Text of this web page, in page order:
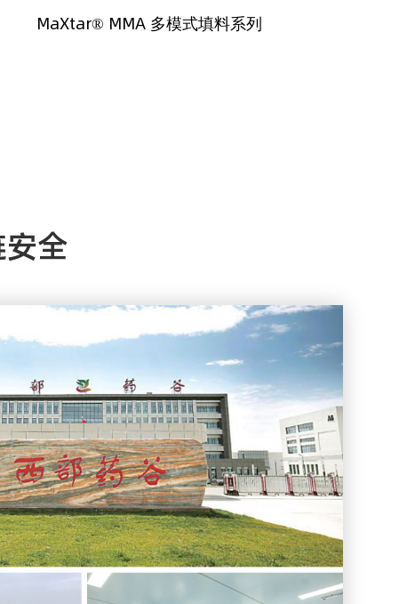
MaXtar® MMA 多模式填料系列
全